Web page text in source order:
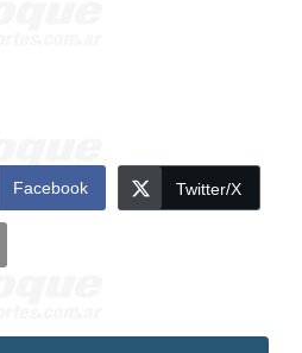
Facebook Twitter/X